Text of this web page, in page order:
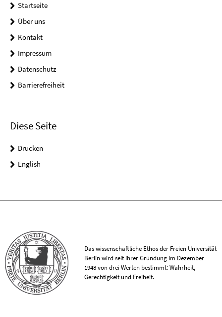
Startseite
Über uns
Kontakt
Impressum
Datenschutz
Barrierefreiheit
Diese Seite
Drucken
English
Das wissenschaftliche Ethos der Freien Universität
Berlin wird seit ihrer Gründung im Dezember
1948 von drei Werten bestimmt: Wahrheit,
Gerechtigkeit und Freiheit.